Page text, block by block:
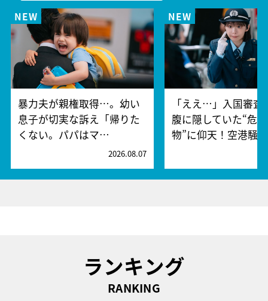
暴力夫が親権取得…。幼い
息子が切実な訴え「帰りた
くない。パパはマ…
2026.08.07
「ええ…」入国審査
腹に隠していた“危
物”に仰天！空港騒
ランキング
RANKING